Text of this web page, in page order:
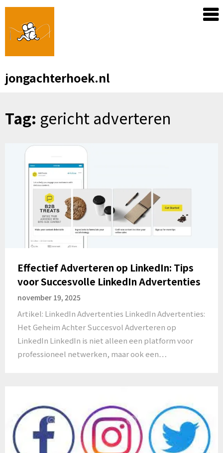
Skip
content
jongachterhoek.nl
Tag: gericht adverteren
Effectief Adverteren op LinkedIn: Tips
voor Succesvolle LinkedIn Advertenties
november 19, 2025
Artikel: LinkedIn Advertenties LinkedIn Advertenties:
Het Geheim Achter Succesvol Adverteren op
LinkedIn LinkedIn is niet alleen een platform voor
professioneel netwerken, maar ook een…